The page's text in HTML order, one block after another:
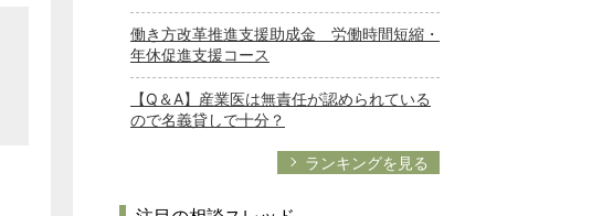
働き方改革推進支援助成金 労働時間短縮・
年休促進支援コース
【Q＆A】産業医は無責任が認められている
ので名義貸しで十分？
ランキングを見る